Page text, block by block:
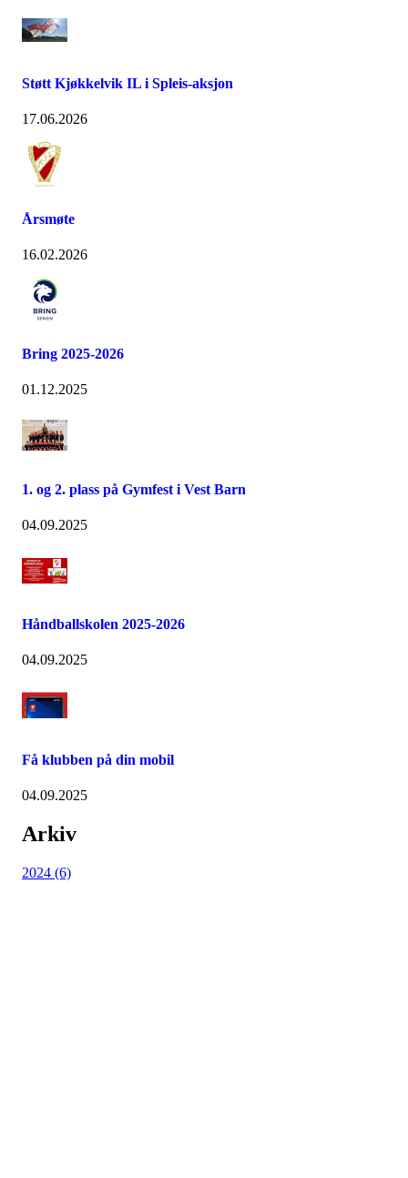
Støtt Kjøkkelvik IL i Spleis-aksjon
17.06.2026
Årsmøte
16.02.2026
Bring 2025-2026
01.12.2025
1. og 2. plass på Gymfest i Vest Barn
04.09.2025
Håndballskolen 2025-2026
04.09.2025
Få klubben på din mobil
04.09.2025
Arkiv
2024 (6)